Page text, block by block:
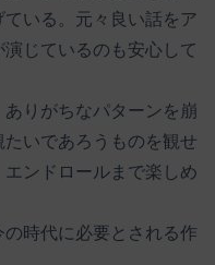
いる。元々良い話をア
じているのも安心して
りがちなパターンを崩
いであろうものを観せ
ンドロールまで楽しめ
時代に必要とされる作